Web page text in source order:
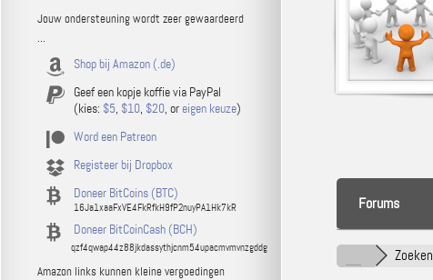
Forums
Zoeken
Jouw ondersteuning wordt zeer gewaardeerd
...
Shop bij Amazon (.de)
Geef een kopje koffie via PayPal
(kies: $5, $10, $20, or eigen keuze)
Word een Patreon
Registeer bij Dropbox
Doneer BitCoins (BTC)
16Ja1xaaFxVE4FkRfkH9fP2nuyPA1Hk7kR
Doneer BitCoinCash (BCH)
qzf4qwap44z88jkdassythjcnm54upacmvmvnzgddg
Amazon links kunnen kleine vergoedingen